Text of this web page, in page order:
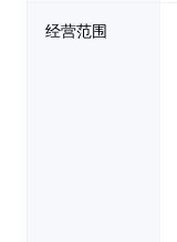
经营范围